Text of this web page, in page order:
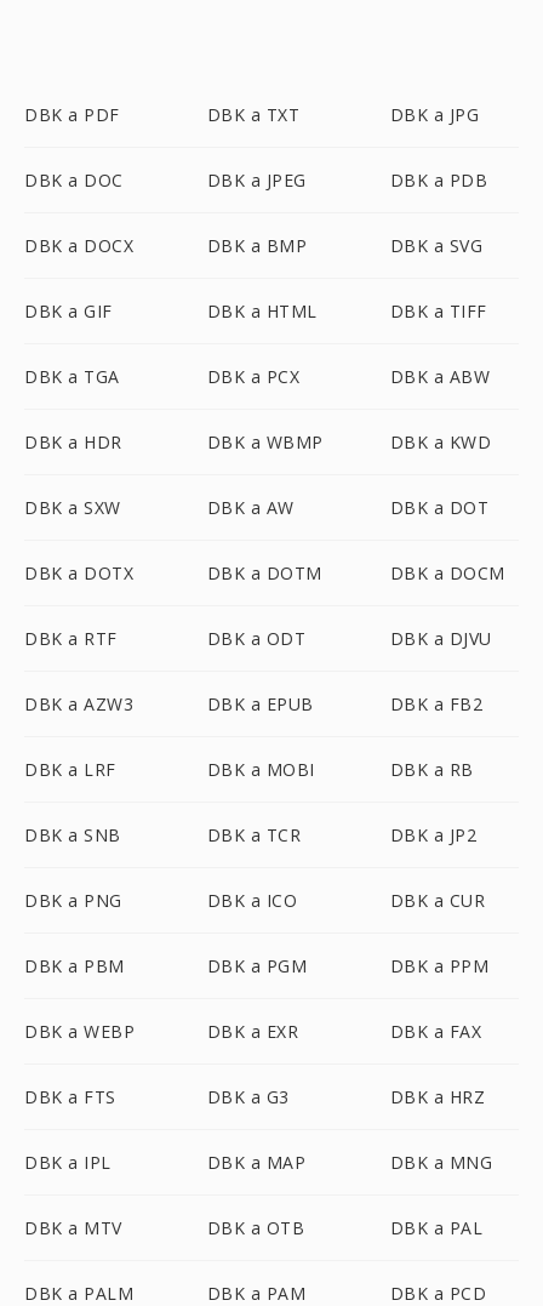
DBK a PDF DBK a TXT DBK a JPG
DBK a DOC DBK a JPEG DBK a PDB
DBK a DOCX DBK a BMP DBK a SVG
DBK a GIF DBK a HTML DBK a TIFF
DBK a TGA DBK a PCX DBK a ABW
DBK a HDR DBK a WBMP DBK a KWD
DBK a SXW DBK a AW DBK a DOT
DBK a DOTX DBK a DOTM DBK a DOCM
DBK a RTF DBK a ODT DBK a DJVU
DBK a AZW3 DBK a EPUB DBK a FB2
DBK a LRF DBK a MOBI DBK a RB
DBK a SNB DBK a TCR DBK a JP2
DBK a PNG DBK a ICO DBK a CUR
DBK a PBM DBK a PGM DBK a PPM
DBK a WEBP DBK a EXR DBK a FAX
DBK a FTS DBK a G3 DBK a HRZ
DBK a IPL DBK a MAP DBK a MNG
DBK a MTV DBK a OTB DBK a PAL
DBK a PALM DBK a PAM DBK a PCD